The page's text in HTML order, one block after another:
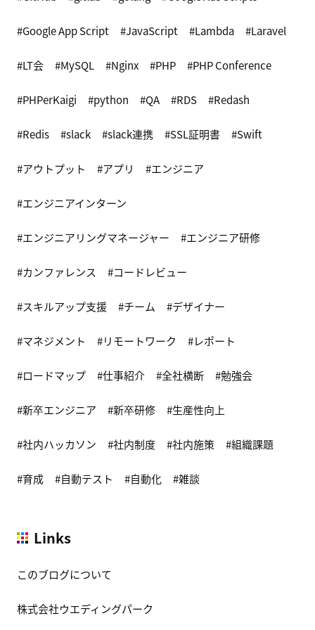
Google App Script JavaScript Lambda Laravel
LT会 MySQL Nginx PHP PHP Conference
PHPerKaigi python QA RDS Redash
Redis slack slack連携 SSL証明書 Swift
アウトプット アプリ エンジニア
エンジニアインターン
エンジニアリングマネージャー エンジニア研修
カンファレンス コードレビュー
スキルアップ支援 チーム デザイナー
マネジメント リモートワーク レポート
ロードマップ 仕事紹介 全社横断 勉強会
新卒エンジニア 新卒研修 生産性向上
社内ハッカソン 社内制度 社内施策 組織課題
育成 自動テスト 自動化 雑談
Links
このブログについて
株式会社ウエディングパーク